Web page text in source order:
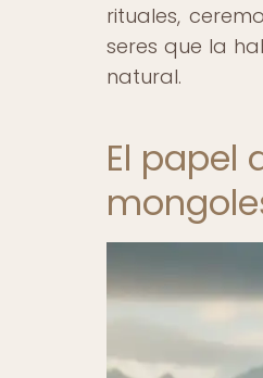
rituales,
seres que la
natural.
El papel